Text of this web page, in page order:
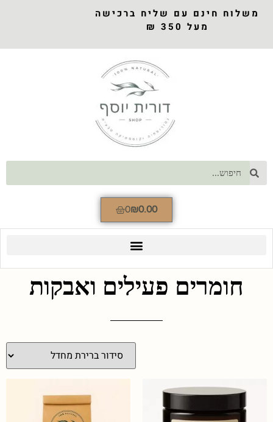
משלוח חינם עם שליח ברכישה
מעל 350 ₪
₪0.00
0
חומרים פעילים ואבקות